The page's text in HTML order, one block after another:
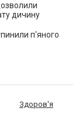
дичину
п'яного
Здоров'я